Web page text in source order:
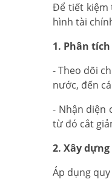
Để tiết kiệm
hình tài
1. Phân
- Theo dõi
nước, đến
- Nhận diện
từ đó cắt
2. Xây
Áp dụng